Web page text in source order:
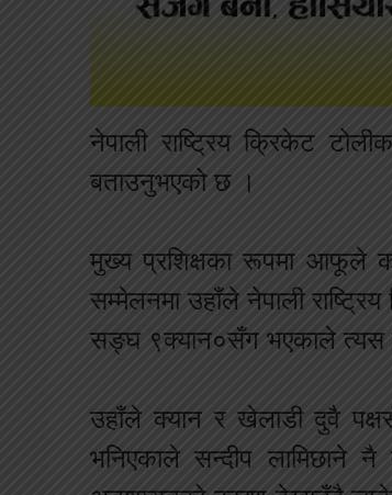
नेपाली राष्ट्रिय क्रिकेट
बताउनुभएको छ ।
मुख्य प्रशिक्षका रूपमा आफूले
सम्मेलनमा उहाँले नेपाली
सङ्घ ९क्यान०सँग भएकाले त्यस
उहाँले क्यान र खेलाडी दुवै
भनिएकाले सन्दीप